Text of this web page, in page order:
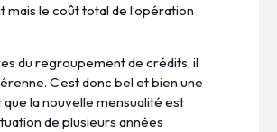
le coût total de l’opération
du regroupement de crédits, il
C’est donc bel et bien une
la nouvelle mensualité est
de plusieurs années